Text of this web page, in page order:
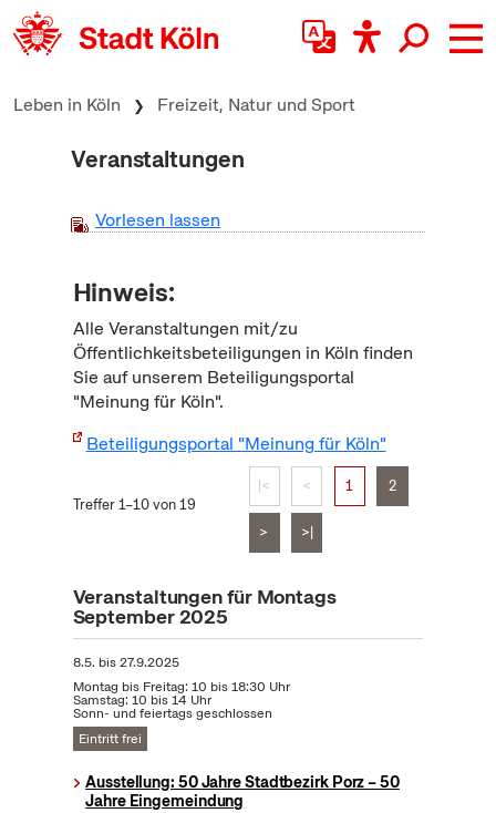
zum Inhalt springen
Leben in Köln Freizeit, Natur und Sport
Veranstaltungen
Vorlesen lassen
Hinweis:
Alle Veranstaltungen mit/zu
Öffentlichkeitsbeteiligungen in Köln finden
Sie auf unserem Beteiligungsportal
"Meinung für Köln".
Beteiligungsportal "Meinung für Köln"
Treffer 1–10 von 19
|< < 1 2
> >|
Veranstaltungen für Montags
September 2025
8.5. bis27.9.2025
Montag bis Freitag: 10 bis 18:30 Uhr
Samstag: 10 bis 14 Uhr
Sonn- und feiertags geschlossen
Eintritt frei
Ausstellung: 50 Jahre Stadtbezirk Porz – 50
Jahre Eingemeindung